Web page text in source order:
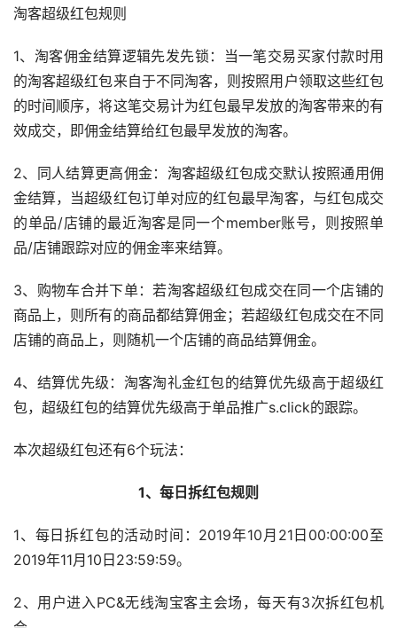
淘客超级红包规则
1、淘客佣金结算逻辑先发先锁：当一笔交易买家付款时用
的淘客超级红包来自于不同淘客，则按照用户领取这些红包
的时间顺序，将这笔交易计为红包最早发放的淘客带来的有
效成交，即佣金结算给红包最早发放的淘客。
2、同人结算更高佣金：淘客超级红包成交默认按照通用佣
金结算，当超级红包订单对应的红包最早淘客，与红包成交
的单品/店铺的最近淘客是同一个member账号，则按照单
品/店铺跟踪对应的佣金率来结算。
3、购物车合并下单：若淘客超级红包成交在同一个店铺的
商品上，则所有的商品都结算佣金；若超级红包成交在不同
店铺的商品上，则随机一个店铺的商品结算佣金。
4、结算优先级：淘客淘礼金红包的结算优先级高于超级红
包，超级红包的结算优先级高于单品推广s.click的跟踪。
本次超级红包还有6个玩法：
1、每日拆红包规则
1、每日拆红包的活动时间：2019年10月21日00:00:00至
2019年11月10日23:59:59。
2、用户进入PC&无线淘宝客主会场，每天有3次拆红包机